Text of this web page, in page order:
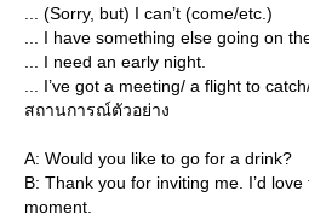
... (Sorry, but) I can’t (come/etc.)
... I have something else going on
... I need an early night.
... I’ve got a meeting/ a flight to
สถานการณ์ตัวอย่าง
A: Would you like to go for a drink?
B: Thank you for inviting me. I’d
moment.